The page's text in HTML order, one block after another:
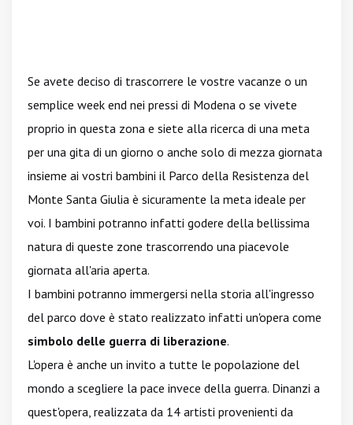
Se avete deciso di trascorrere le vostre vacanze o un
semplice week end nei pressi di Modena o se vivete
proprio in questa zona e siete alla ricerca di una meta
per una gita di un giorno o anche solo di mezza giornata
insieme ai vostri bambini il Parco della Resistenza del
Monte Santa Giulia è sicuramente la meta ideale per
voi. I bambini potranno infatti godere della bellissima
natura di queste zone trascorrendo una piacevole
giornata all'aria aperta.
I bambini potranno immergersi nella storia all'ingresso
del parco dove è stato realizzato infatti un'opera come
simbolo delle guerra di liberazione.
L'opera è anche un invito a tutte le popolazione del
mondo a scegliere la pace invece della guerra. Dinanzi a
quest'opera, realizzata da 14 artisti provenienti da